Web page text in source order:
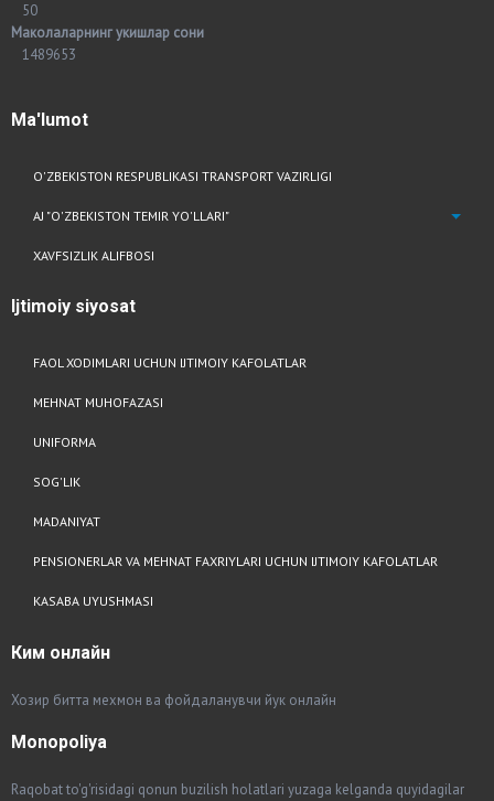
50
Маколаларнинг укишлар сони
1489653
Ma'lumot
O'ZBEKISTON RESPUBLIKASI TRANSPORT VAZIRLIGI
AJ "O'ZBEKISTON TEMIR YO'LLARI"
XAVFSIZLIK ALIFBOSI
Ijtimoiy siyosat
FAOL XODIMLARI UCHUN IJTIMOIY KAFOLATLAR
MEHNAT MUHOFAZASI
UNIFORMA
SOG'LIK
MADANIYAT
PENSIONERLAR VA MEHNAT FAXRIYLARI UCHUN IJTIMOIY KAFOLATLAR
KASABA UYUSHMASI
Ким онлайн
Хозир битта мехмон ва фойдаланувчи йук онлайн
Monopoliya
Raqobat to'g'risidagi qonun buzilish holatlari yuzaga kelganda quyidagilar